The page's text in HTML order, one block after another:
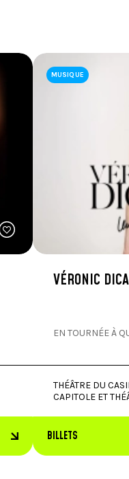
MUSIQUE
VÉRONIC
EN TOURNÉE À
THÉÂTRE DU
CAPITOLE ET
BILLETS